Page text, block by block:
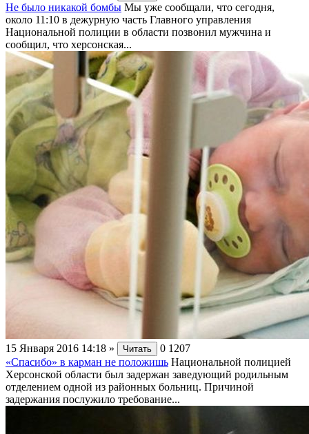
Не было никакой бомбы Мы уже сообщали, что сегодня,
около 11:10 в дежурную часть Главного управления
Национальной полиции в области позвонил мужчина и
сообщил, что херсонская...
15 Января 2016 14:18 » Читать 0 1207
«Спасибо» в карман не положишь Национальной полицией
Херсонской области был задержан заведующий родильным
отделением одной из районных больниц. Причиной
задержания послужило требование...